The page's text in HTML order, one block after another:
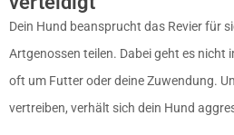
Dein Hund beansprucht das Revier für
Artgenossen teilen. Dabei geht es nicht
oft um Futter oder deine Zuwendung.
vertreiben, verhält sich dein Hund